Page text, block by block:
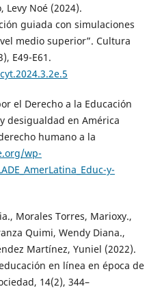
Levy Noé (2024).
guiada con simulaciones
medio superior”. Cultura
E49-E61.
el Derecho a la Educación
desigualdad en América
humano a la
wp-
y-
Morales Torres, Marioxy.,
Quimi, Wendy Diana.,
Martínez, Yuniel (2022).
en línea en época de
14(2), 344–